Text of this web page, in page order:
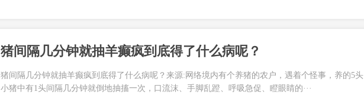
猪间隔几分钟就抽羊癫疯到底得了什么病呢？
猪间隔几分钟就抽羊癫疯到底得了什么病呢？来源:网络境内有个养猪的农户，遇着个怪事，养的5头
小猪中有1头间隔几分钟就倒地抽搐一次，口流沫、手脚乱蹬、呼吸急促、瞪眼睛的···